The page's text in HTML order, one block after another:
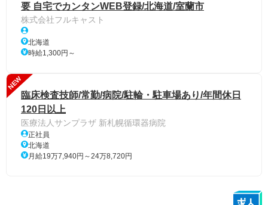
要 自宅でカンタンWEB登録/北海道/室蘭市
株式会社フルキャスト
北海道
時給1,300円～
NEW
臨床検査技師/常勤/病院/駐輪・駐車場あり/年間休日
120日以上
医療法人サンプラザ 新札幌循環器病院
正社員
北海道
月給19万7,940円～24万8,720円